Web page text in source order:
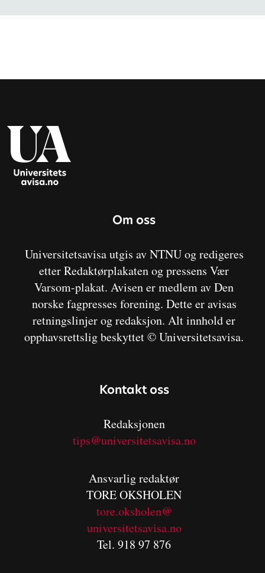
Om oss
Universitetsavisa utgis av NTNU og redigeres
etter Redaktørplakaten og pressens Vær
Varsom-plakat. Avisen er medlem av Den
norske fagpresses forening. Dette er avisas
retningslinjer og redaksjon. Alt innhold er
opphavsrettslig beskyttet © Universitetsavisa.
Kontakt oss
Redaksjonen
tips@universitetsavisa.no
Ansvarlig redaktør
TORE OKSHOLEN
tore.oksholen@
universitetsavisa.no
Tel. 918 97 876